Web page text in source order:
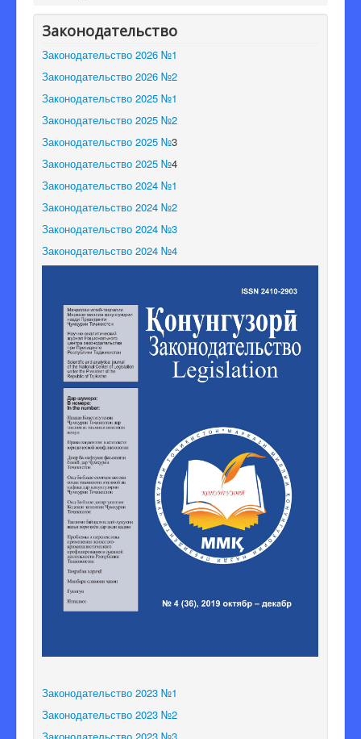
Главный редактор
Редакционная коллегия
Законодательство
Законодательство 2026 №1
Законодательство 2026 №2
Законодательство 2025 №1
Законодательство 2025 №2
Законодательство 2025 №3
Законодательство 2025 №4
Законодательство 2024 №1
Законодательство 2024 №2
Законодательство 2024 №3
Законодательство 2024 №4
Законодательство 2023 №1
Законодательство 2023 №2
Законодательство 2023 №3